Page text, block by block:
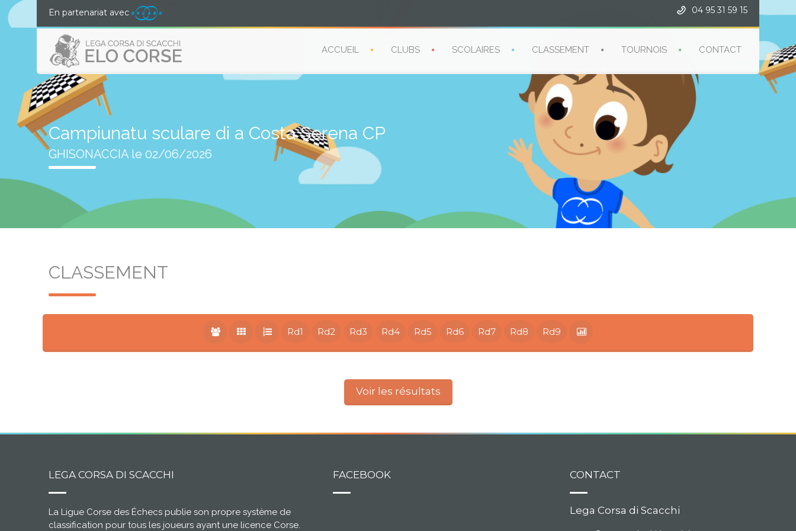
En partenariat avec 04 95 31 59 15
ACCUEIL CLUBS SCOLAIRES CLASSEMENT TOURNOIS CONTACT
Campiunatu sculare di a Costa Serena CP
GHISONACCIA le 02/06/2026
CLASSEMENT
Rd1 Rd2 Rd3 Rd4 Rd5 Rd6 Rd7 Rd8 Rd9
Voir les résultats
LEGA CORSA DI SCACCHI
La Ligue Corse des Échecs publie son propre système de
classification pour tous les joueurs ayant une licence Corse.
FACEBOOK CONTACT
Lega Corsa di Scacchi